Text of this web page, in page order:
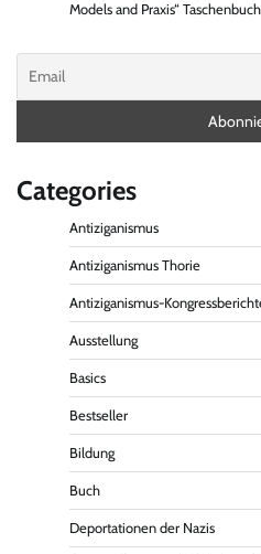
Models and Praxis“
Categories
Antiziganismus
Antiziganismus Thorie
Antiziganismus-
Ausstellung
Basics
Bestseller
Bildung
Buch
Deportationen der Nazis